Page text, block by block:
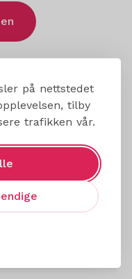
på nettstedet
tilby
trafikken vår.